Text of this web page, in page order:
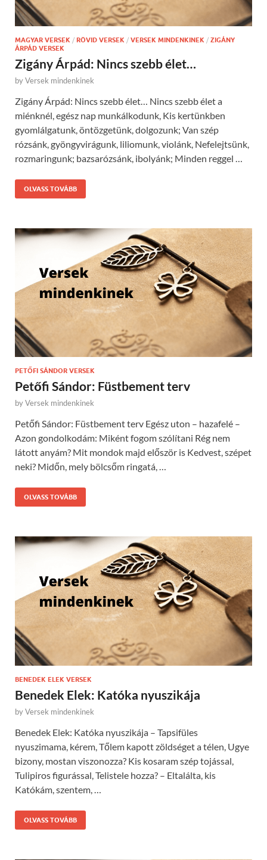
MAGYAR VERSEK / RÖVID VERSEK / VERSEK MINDENKINEK / ZIGÁNY
ÁRPÁD VERSEK
Zigány Árpád: Nincs szebb élet…
byVersek mindenkinek
Zigány Árpád: Nincs szebb élet… Nincs szebb élet a
miénknél, egész nap munkálkodunk, Kis kertünkben
gyomlálgatunk, öntözgetünk, dolgozunk; Van szép
rózsánk, gyöngyvirágunk, liliomunk, violánk, Nefelejtsünk,
rozmaringunk; bazsarózsánk, ibolyánk; Minden reggel …
OLVASS TOVÁBB
PETŐFI SÁNDOR VERSEK
Petőfi Sándor: Füstbement terv
byVersek mindenkinek
Petőfi Sándor: Füstbement terv Egész uton – hazafelé –
Azon gondolkodám: Miként fogom szólítani Rég nem
látott anyám? Mit mondok majd először is Kedvest, szépet
neki? Midőn, mely bölcsőm ringatá, …
OLVASS TOVÁBB
BENEDEK ELEK VERSEK
Benedek Elek: Katóka nyuszikája
byVersek mindenkinek
Benedek Elek: Katóka nyuszikája – Tapsifüles
nyuszimama, kérem, Tőlem kapott zöldséget a télen, Ugye
bizony, mostan viszonozza? Kis kosaram szép tojással,
Tulipiros figurással, Telistele hozza? – Eltalálta, kis
Katókám, szentem, …
OLVASS TOVÁBB